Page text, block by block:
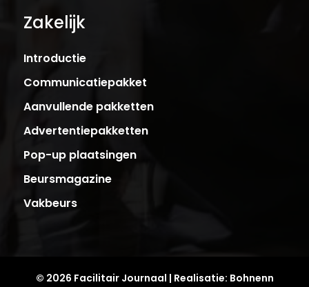
Zakelijk
Introductie
Communicatiepakket
Aanvullende pakketten
Advertentiepakketten
Pop-up plaatsingen
Beursmagazine
Vakbeurs
© 2026 Facilitair Journaal | Realisatie: Bohnenn